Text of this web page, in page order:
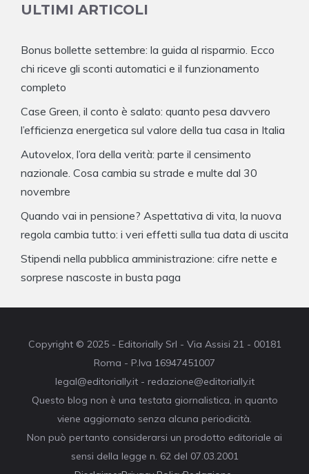
ULTIMI ARTICOLI
Bonus bollette settembre: la guida al risparmio. Ecco
chi riceve gli sconti automatici e il funzionamento
completo
Case Green, il conto è salato: quanto pesa davvero
l’efficienza energetica sul valore della tua casa in Italia
Autovelox, l’ora della verità: parte il censimento
nazionale. Cosa cambia su strade e multe dal 30
novembre
Quando vai in pensione? Aspettativa di vita, la nuova
regola cambia tutto: i veri effetti sulla tua data di uscita
Stipendi nella pubblica amministrazione: cifre nette e
sorprese nascoste in busta paga
Copyright © 2025 - Editorially Srl - Via Assisi 21 - 00181
Roma - P.Iva 16947451007
legal@editorially.it - redazione@editorially.it
Questo blog non è una testata giornalistica, in quanto
viene aggiornato senza alcuna periodicità.
Non può pertanto considerarsi un prodotto editoriale ai
sensi della legge n. 62 del 07.03.2001